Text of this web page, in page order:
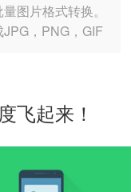
图片格式转换。
，PNG，GIF
飞起来！